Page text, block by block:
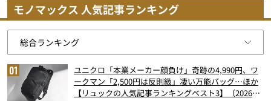
モノマックス 人気記事ランキング
ユニクロ「本業メーカー顔負け」奇跡の4,990円、ワ
ークマン「2,500円は反則級」凄い万能バッグ…ほか
【リュックの人気記事ランキングベスト3】（2026年